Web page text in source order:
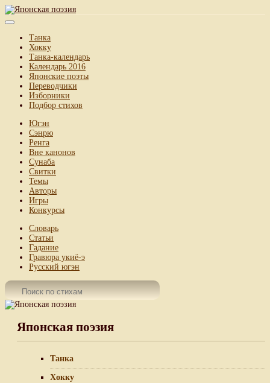
Танка
Хокку
Танка-календарь
Календарь 2016
Японские поэты
Переводчики
Изборники
Подбор стихов
Югэн
Сэнрю
Ренга
Вне канонов
Сунаба
Свитки
Темы
Авторы
Игры
Конкурсы
Словарь
Статьи
Гадание
Гравюра укиё-э
Русский югэн
Японская поэзия
Танка
Хокку